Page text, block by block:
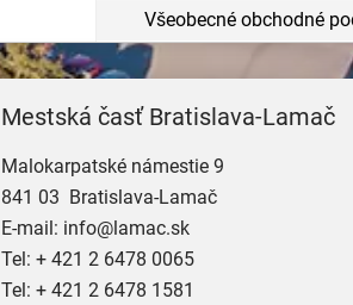
Všeobecné obchodné
Mestská časť Bratislava-Lamač
Malokarpatské námestie 9
841 03 Bratislava-Lamač
E-mail: info@lamac.sk
Tel:+ 421 2 6478 0065
Tel:+ 421 2 6478 1581